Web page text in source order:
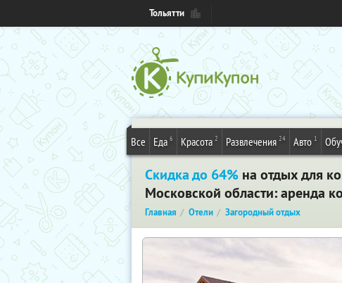
Тольятти
Все Еда 6 Красота 2 Развлечения 24 Авто 1
Скидка до 64% на отдых для
Московской области: аренда
Главная Отели Загородный отдых